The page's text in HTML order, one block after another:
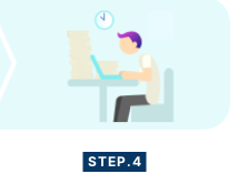
STEP.4